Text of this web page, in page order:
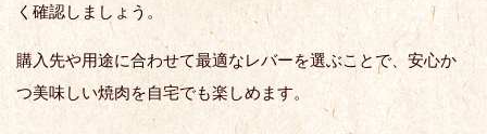
く確認しましょう。
購入先や用途に合わせて最適なレバーを選ぶことで、安心か
つ美味しい焼肉を自宅でも楽しめます。